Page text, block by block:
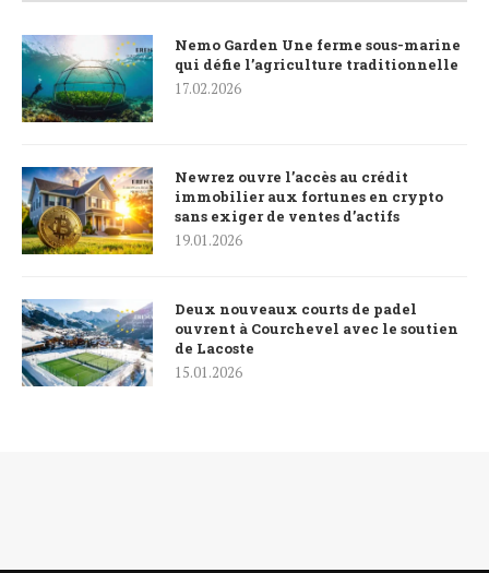
Nemo Garden Une ferme sous-marine
qui défie l’agriculture traditionnelle
17.02.2026
Newrez ouvre l’accès au crédit
immobilier aux fortunes en crypto
sans exiger de ventes d’actifs
19.01.2026
Deux nouveaux courts de padel
ouvrent à Courchevel avec le soutien
de Lacoste
15.01.2026